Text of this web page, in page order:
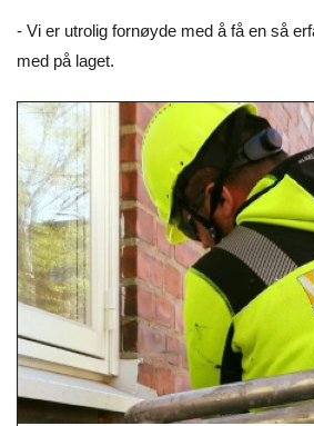
- Vi er utrolig fornøyde med å få en så
med på laget.